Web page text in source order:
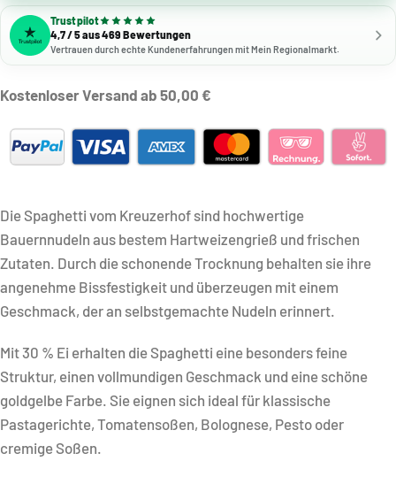
Trustpilot
4,7 / 5 aus 469 Bewertungen
Vertrauen durch echte Kundenerfahrungen mit Mein Regionalmarkt.
Kostenloser Versand ab 50,00 €
Die Spaghetti vom Kreuzerhof sind hochwertige
Bauernnudeln aus bestem Hartweizengrieß und frischen
Zutaten. Durch die schonende Trocknung behalten sie ihre
angenehme Bissfestigkeit und überzeugen mit einem
Geschmack, der an selbstgemachte Nudeln erinnert.
Mit 30 % Ei erhalten die Spaghetti eine besonders feine
Struktur, einen vollmundigen Geschmack und eine schöne
goldgelbe Farbe. Sie eignen sich ideal für klassische
Pastagerichte, Tomatensoßen, Bolognese, Pesto oder
cremige Soßen.